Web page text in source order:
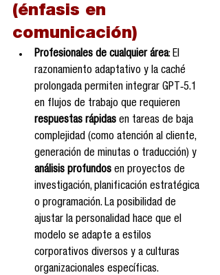
(énfasis en
comunicación)
Profesionales de cualquier área: El
razonamiento adaptativo y la caché
prolongada permiten integrar GPT‑5.1
en flujos de trabajo que requieren
respuestas rápidas en tareas de baja
complejidad (como atención al cliente,
generación de minutas o traducción) y
análisis profundos en proyectos de
investigación, planificación estratégica
o programación. La posibilidad de
ajustar la personalidad hace que el
modelo se adapte a estilos
corporativos diversos y a culturas
organizacionales específicas.